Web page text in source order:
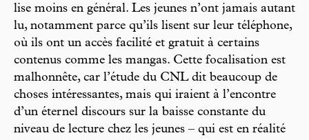
lise moins en général. Les jeunes n’ont jamais autant
lu, notamment parce qu’ils lisent sur leur téléphone,
où ils ont un accès facilité et gratuit à certains
contenus comme les mangas. Cette focalisation est
malhonnête, car l’étude du CNL dit beaucoup de
choses intéressantes, mais qui iraient à l’encontre
d’un éternel discours sur la baisse constante du
niveau de lecture chez les jeunes – qui est en réalité